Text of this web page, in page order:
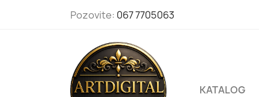
Pozovite: 067 7705063
KATALOG